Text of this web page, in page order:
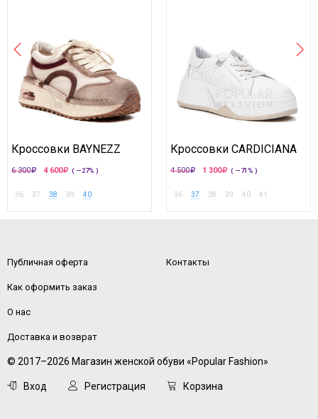
Кроссовки BAYNEZZ
6 300 4 600 ( —27% )
36 37 38 39 40
Кроссовки CARDICIANA
4 500 1 300 ( —71% )
36 37 38 39 40 41
Публичная оферта
Как оформить заказ
О нас
Доставка и возврат
Контакты
© 2017–2026 Магазин женской обуви «Popular Fashion»
Вход Регистрация Корзина